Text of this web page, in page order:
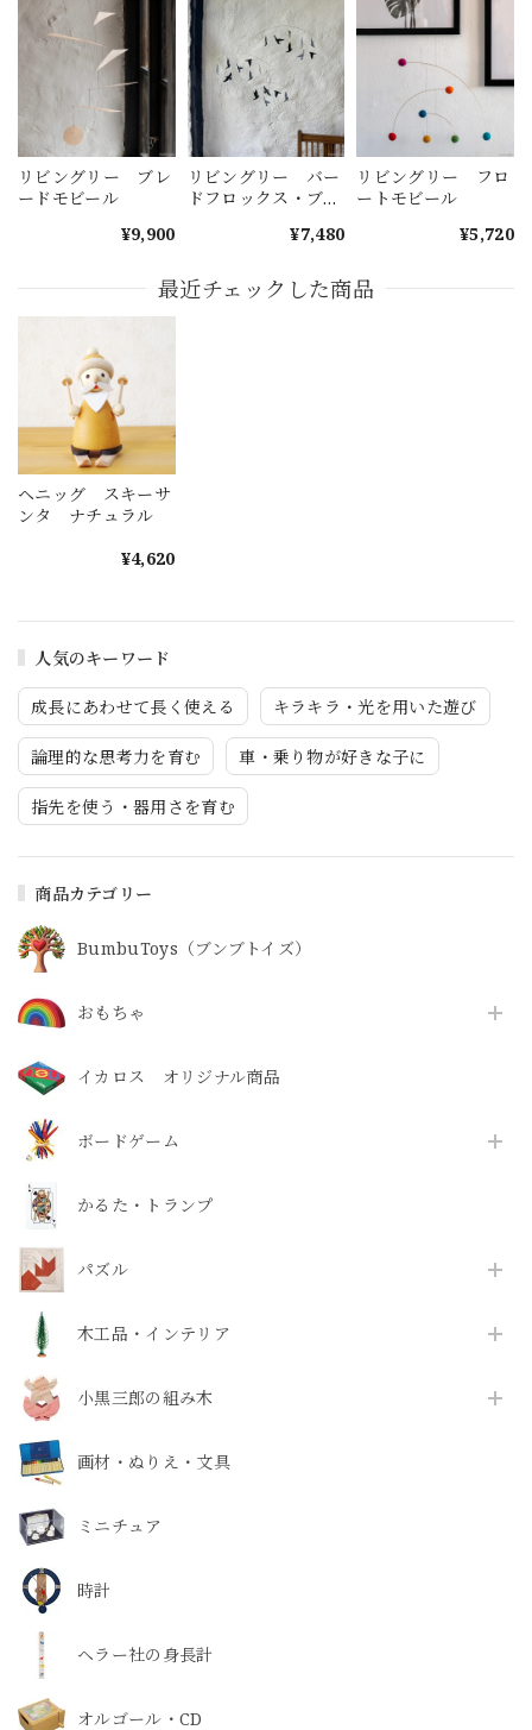
人気のキーワード
成長にあわせて長く使える キラキラ・光を用いた遊び
論理的な思考力を育む 車・乗り物が好きな子に
指先を使う・器用さを育む
商品カテゴリー
BumbuToys（ブンブトイズ）
おもちゃ
イカロス オリジナル商品
ボードゲーム
かるた・トランプ
パズル
木工品・インテリア
小黒三郎の組み木
画材・ぬりえ・文具
ミニチュア
時計
ヘラー社の身長計
オルゴール・CD
リビングリー ブレ
ードモビール
¥9,900
リビングリー バー
ドフロックス・ブラ
¥7,480
リビングリー フロ
ートモビール
¥5,720
最近チェックした商品
ヘニッグ スキーサ
ンタ ナチュラル
¥4,620